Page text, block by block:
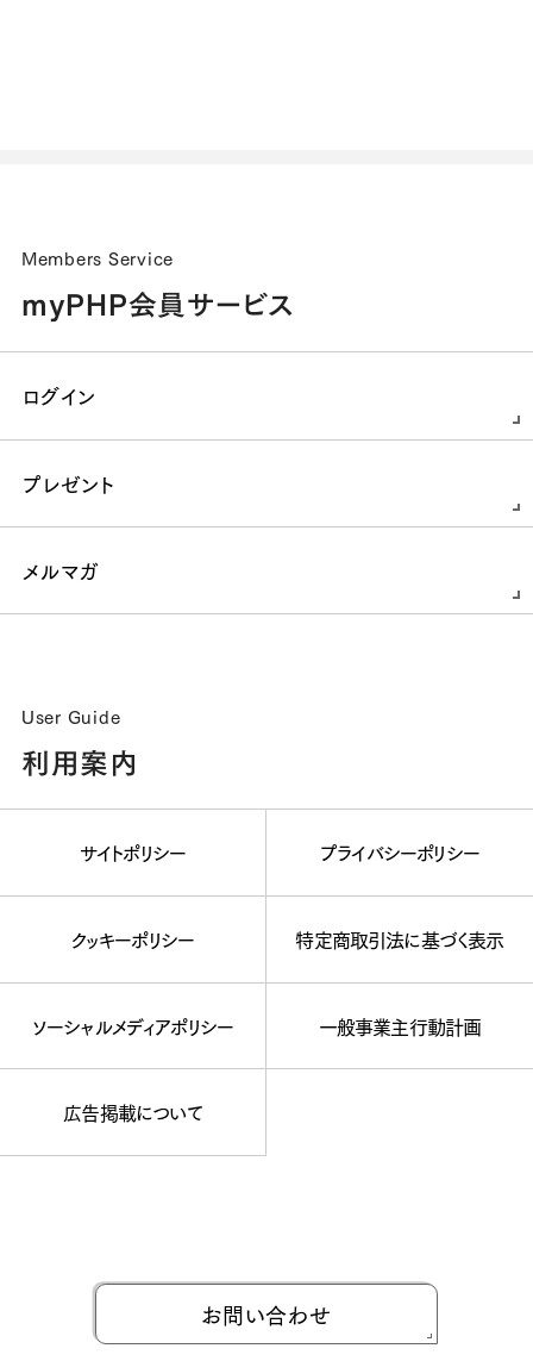
Members Service
myPHP会員サービス
ログイン
プレゼント
メルマガ
User Guide
利用案内
サイトポリシー プライバシーポリシー
クッキーポリシー 特定商取引法に基づく表示
ソーシャルメディアポリシー 一般事業主行動計画
広告掲載について
お問い合わせ